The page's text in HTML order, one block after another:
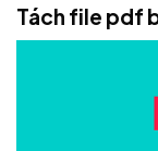
Tách file pdf